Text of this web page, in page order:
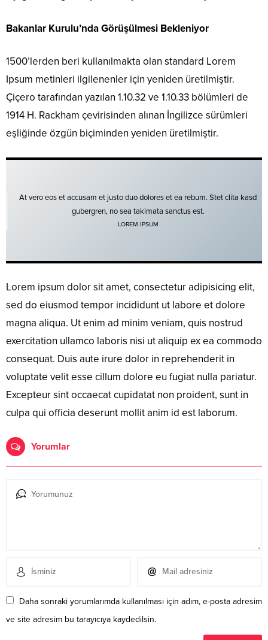
Bakanlar Kurulu’nda Görüşülmesi Bekleniyor
1500’lerden beri kullanılmakta olan standard Lorem
Ipsum metinleri ilgilenenler için yeniden üretilmiştir.
Çiçero tarafından yazılan 1.10.32 ve 1.10.33 bölümleri de
1914 H. Rackham çevirisinden alınan İngilizce sürümleri
eşliğinde özgün biçiminden yeniden üretilmiştir.
At vero eos et accusam et justo duo dolores et ea rebum. Stet clita kasd
gubergren, no sea takimata sanctus est.
LOREM IPSUM
Lorem ipsum dolor sit amet, consectetur adipisicing elit,
sed do eiusmod tempor incididunt ut labore et dolore
magna aliqua. Ut enim ad minim veniam, quis nostrud
exercitation ullamco laboris nisi ut aliquip ex ea commodo
consequat. Duis aute irure dolor in reprehenderit in
voluptate velit esse cillum dolore eu fugiat nulla pariatur.
Excepteur sint occaecat cupidatat non proident, sunt in
culpa qui officia deserunt mollit anim id est laborum.
Yorumlar
Daha sonraki yorumlarımda kullanılması için adım, e-posta adresim
ve site adresim bu tarayıcıya kaydedilsin.